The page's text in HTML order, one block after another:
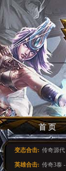
首 页
变态合击: 传奇源代
英雄合击: 传奇3泰 -